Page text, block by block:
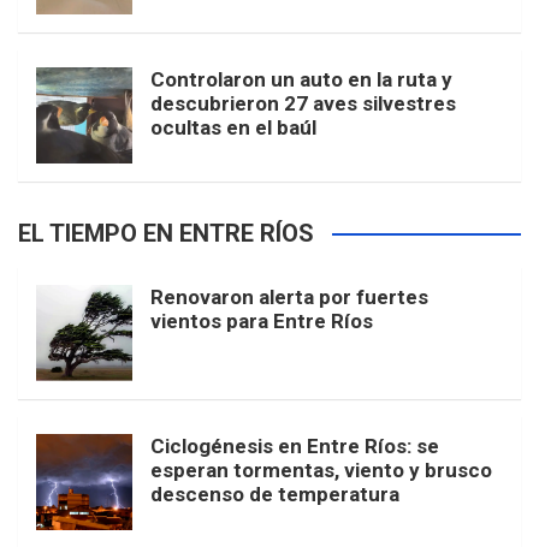
Controlaron un auto en la ruta y
descubrieron 27 aves silvestres
ocultas en el baúl
EL TIEMPO EN ENTRE RÍOS
Renovaron alerta por fuertes
vientos para Entre Ríos
Ciclogénesis en Entre Ríos: se
esperan tormentas, viento y brusco
descenso de temperatura